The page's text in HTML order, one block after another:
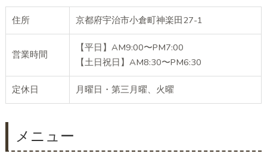
住所 京都府宇治市小倉町神楽田27-1
営業時間
【平日】AM9:00〜PM7:00
【土日祝日】AM8:30〜PM6:30
定休日 月曜日・第三月曜、火曜
メニュー